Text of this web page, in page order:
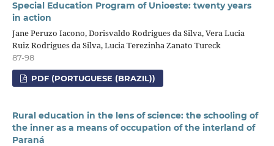
Special Education Program of Unioeste: twenty years
in action
Jane Peruzo Iacono, Dorisvaldo Rodrigues da Silva, Vera Lucia
Ruiz Rodrigues da Silva, Lucia Terezinha Zanato Tureck
87-98
PDF (PORTUGUESE (BRAZIL))
Rural education in the lens of science: the schooling of
the inner as a means of occupation of the interland of
Paraná